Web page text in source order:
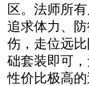
区。法师所
追求体力、
伤，走位远
础套装即可
性价比极高